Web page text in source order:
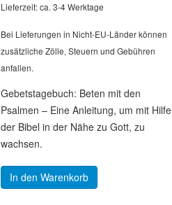
Lieferzeit: ca. 3-4 Werktage
Bei Lieferungen in Nicht-EU-Länder können
zusätzliche Zölle, Steuern und Gebühren
anfallen.
Gebetstagebuch: Beten mit den
Psalmen – Eine Anleitung, um mit Hilfe
der Bibel in der Nähe zu Gott, zu
wachsen.
In den Warenkorb